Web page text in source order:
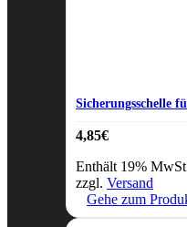
Sicherungsschelle
4,85€
Enthält 19%
zzgl. Versand
Gehe zum